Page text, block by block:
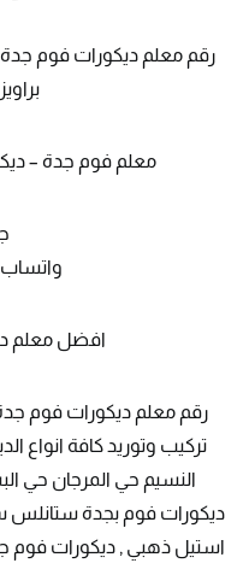
معلم فوم جدة –
واتساب:
افضل معلم
رقم معلم ديكورات فوم
تركيب وتوريد كافة انواع
النسيم حي المرجان حي
ديكورات فوم بجدة
استيل ذهبي , ديكورات فوم